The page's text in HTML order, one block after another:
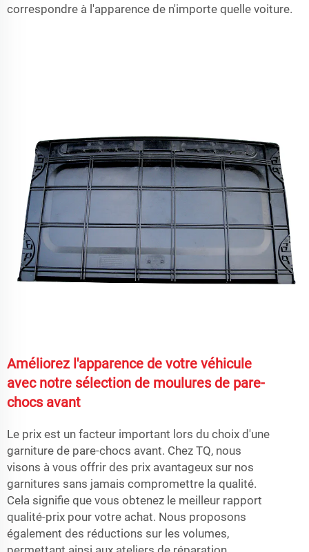
correspondre à l'apparence de n'importe quelle voiture.
Améliorez l'apparence de votre véhicule
avec notre sélection de moulures de pare-
chocs avant
Le prix est un facteur important lors du choix d'une
garniture de pare-chocs avant. Chez TQ, nous
visons à vous offrir des prix avantageux sur nos
garnitures sans jamais compromettre la qualité.
Cela signifie que vous obtenez le meilleur rapport
qualité-prix pour votre achat. Nous proposons
également des réductions sur les volumes,